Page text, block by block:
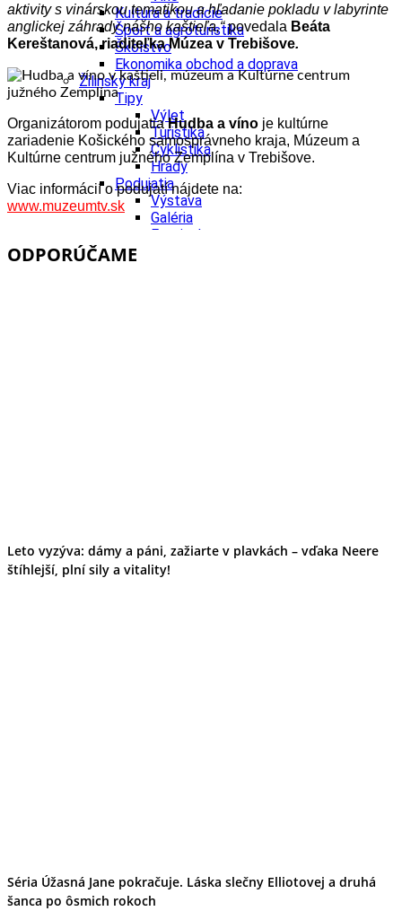
Kultúra a tradície
Šport a agroturistika
Školstvo
Ekonomika obchod a doprava
Žilinský kraj
Tipy
Výlet
Turistika
Cyklistika
Hrady
Podujatia
Výstava
Galéria
Festival
Podujatia
Výstava
Galéria
Podujatia
Výstava
aktivity s vinárskou tematikou a hľadanie pokladu v labyrinte
anglickej záhrady nášho kaštieľa,“povedala Beáta
Kereštanová, riaditeľka Múzea v Trebišove.
Organizátorom podujatiaHudba a víno je kultúrne
zariadenie Košického samosprávneho kraja, Múzeum a
Kultúrne centrum južného Zemplína v Trebišove.
Viac informácií o podujatí nájdete na:
www.muzeumtv.sk
ODPORÚČAME
Leto vyzýva: dámy a páni, zažiarte v plavkách – vďaka Neere
štíhlejší, plní sily a vitality!
Séria Úžasná Jane pokračuje. Láska slečny Elliotovej a druhá
šanca po ôsmich rokoch